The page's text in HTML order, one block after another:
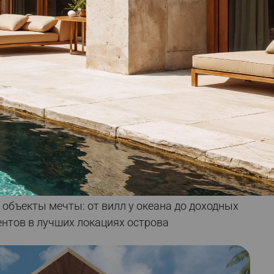
Botanica Chalong Bay
Элитный жилой комплекс,
расположенный в районе
Чалонг
от
агентство 2R Real Estate,
на продаже, покупке и аренде
на Пхукете более 5 лет. С 2022
инвесторам и частным покупателям
объекты мечты: от вилл у океана до доходных
в лучших локациях острова